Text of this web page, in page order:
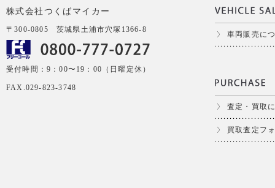
株式会社つくばマイカー
〒300-0805 茨城県土浦市穴塚1366-8
受付時間：9：00〜19：00（日曜定休）
FAX.029-823-3748
車両販売に
査定・買取
買取査定フ